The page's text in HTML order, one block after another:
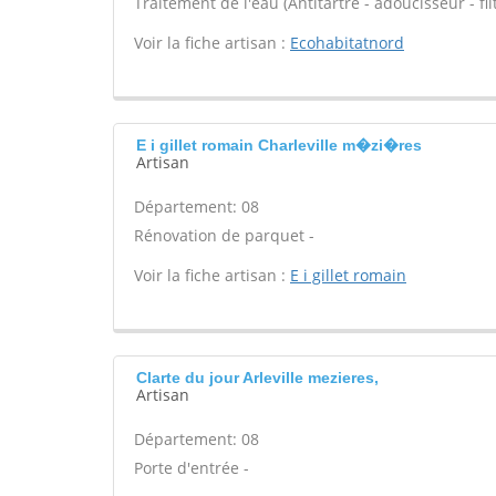
Voir la fiche artisan : Ecohabitatnord
E i gillet romain Charleville m�zi�res
Artisan
Département: 08
Rénovation de parquet -
Voir la fiche artisan : E i gillet romain
Clarte du jour Arleville mezieres,
Artisan
Département: 08
Porte d'entrée -